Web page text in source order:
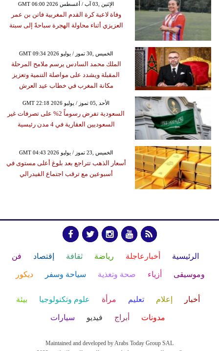
GMT 06:00 2026 الإثنين ,03 آب / أغسطس
وفاة لاعبة كرة القدم المغربية فاتن بن عمر
العزيزي أثناء محاولة الهجرة سباحةً إلى سبتة
GMT 09:34 2026 الخميس ,30 تموز / يوليو
الملك محمد السادس يرسم ملامح المرحلة
المقبلة ويشدد على مواصلة التنمية وتعزيز
مكانة المغرب في خطاب عيد العرش
GMT 22:18 2026 الأحد ,05 تموز / يوليو
السعودية تفرض رسوماً 2% على تصرفات غير
السعوديين العقارية في 4 مدن رئيسية
GMT 04:43 2026 الخميس ,23 تموز / يوليو
أسعار الذهب تتراجع بعد بلوغ أعلى مستوى في
أسبوعين مع ترقب اجتماع الفيدرالي
الرئيسية أخبارعاجلة رياضة ثقافة إقتصاد فن
وموسيقى أزياء صحة وتغذية سياحة وسفر ديكور
أخبار إعلام تعليم مرأة علوم وتكنولوجيا بيئة
مدونات أبراج فيديو سيارات
Maintained and developed by Arabs Today Group SAL